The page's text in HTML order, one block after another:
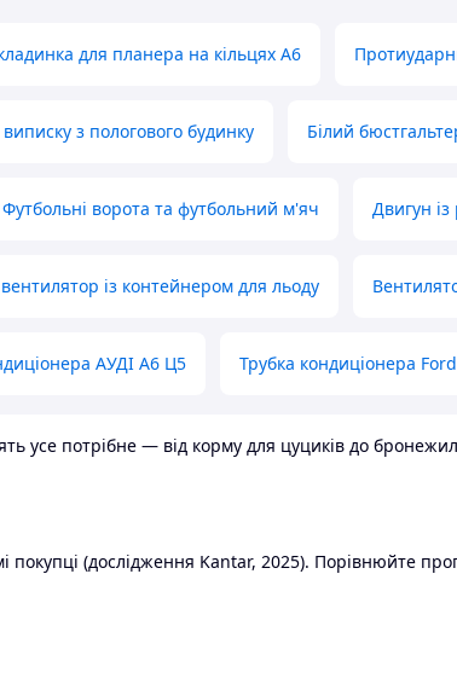
для планера на кільцях А6
з пологового будинку Білий
Футбольні ворота та футбольний м'яч Двигун
із контейнером для льоду
АУДІ А6 Ц5 Трубка кондиціонера
потрібне — від корму для цуциків до
(дослідження Kantar, 2025). Порівнюйте